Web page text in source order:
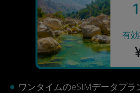
有
ワンタイムのeSIMデータプラ